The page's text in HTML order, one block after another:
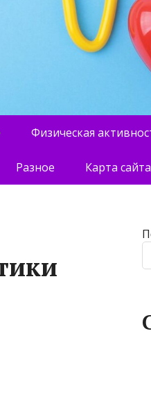
Физическая
Разное Карта сайта